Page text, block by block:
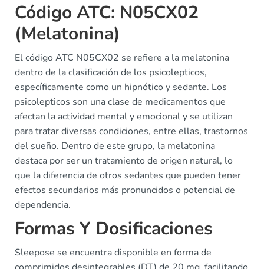
Código ATC: N05CX02
(Melatonina)
El código ATC N05CX02 se refiere a la melatonina
dentro de la clasificación de los psicolepticos,
específicamente como un hipnótico y sedante. Los
psicolepticos son una clase de medicamentos que
afectan la actividad mental y emocional y se utilizan
para tratar diversas condiciones, entre ellas, trastornos
del sueño. Dentro de este grupo, la melatonina
destaca por ser un tratamiento de origen natural, lo
que la diferencia de otros sedantes que pueden tener
efectos secundarios más pronuncidos o potencial de
dependencia.
Formas Y Dosificaciones
Sleepose se encuentra disponible en forma de